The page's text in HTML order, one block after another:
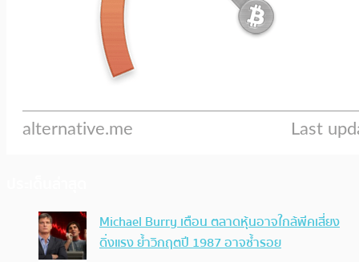
Michael Burry เตือน ตลาดหุ้นอาจใกล้พีคเสี่ยง
ดิ่งแรง ย้ำวิกฤตปี 1987 อาจซ้ำรอย